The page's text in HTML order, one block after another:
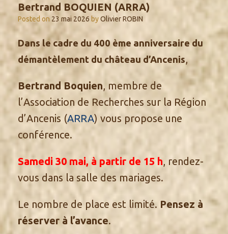
Bertrand BOQUIEN (ARRA)
Posted on 23 mai 2026 byOlivier ROBIN
Dans le cadre du 400 ème anniversaire du
démantèlement du château d’Ancenis,
Bertrand Boquien, membre de
l’Association de Recherches sur la Région
d’Ancenis (ARRA) vous propose une
conférence.
Samedi 30 mai, à partir de 15 h, rendez-
vous dans la salle des mariages.
Le nombre de place est limité. Pensez à
réserver à l’avance.